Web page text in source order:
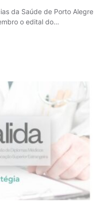
da Saúde de Porto Alegre
o edital do…